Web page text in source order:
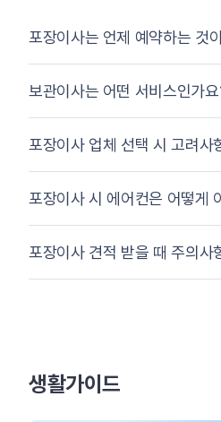
포장이사는 언제 예약하는 것
보관이사는 어떤 서비스인가
포장이사 업체 선택 시 고려사
포장이사 시 에어컨은 어떻게
포장이사 견적 받을 때 주의사
생활가이드